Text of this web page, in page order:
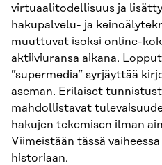
virtuaalitodellisuus ja
hakupalvelu- ja
muuttuvat isoksi online-
aktiiviuransa aikana.
”supermedia” syrjäyttää
aseman. Erilaiset
mahdollistavat
hakujen tekemisen ilman
Viimeistään tässä
historiaan.